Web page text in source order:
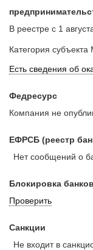
В реестре с 1
Категория
Есть сведения об
Федресурс
Компания не
ЕФРСБ (реестр
Нет сообщений о
Блокировка
Проверить
Санкции
Не входит в